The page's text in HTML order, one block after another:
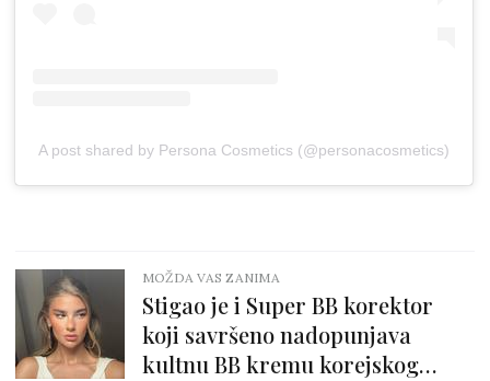
A post shared by Persona Cosmetics (@personacosmetics)
MOŽDA VAS ZANIMA
Stigao je i Super BB korektor
koji savršeno nadopunjava
kultnu BB kremu korejskog